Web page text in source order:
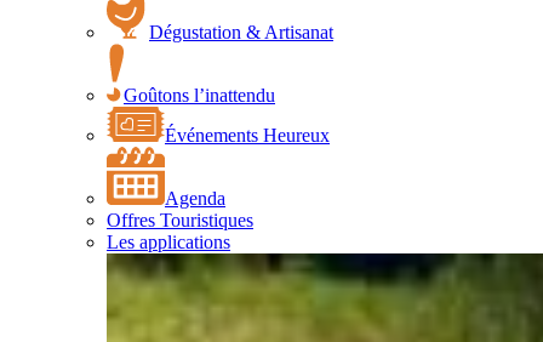
Dégustation & Artisanat
Goûtons l’inattendu
Événements Heureux
Agenda
Offres Touristiques
Les applications